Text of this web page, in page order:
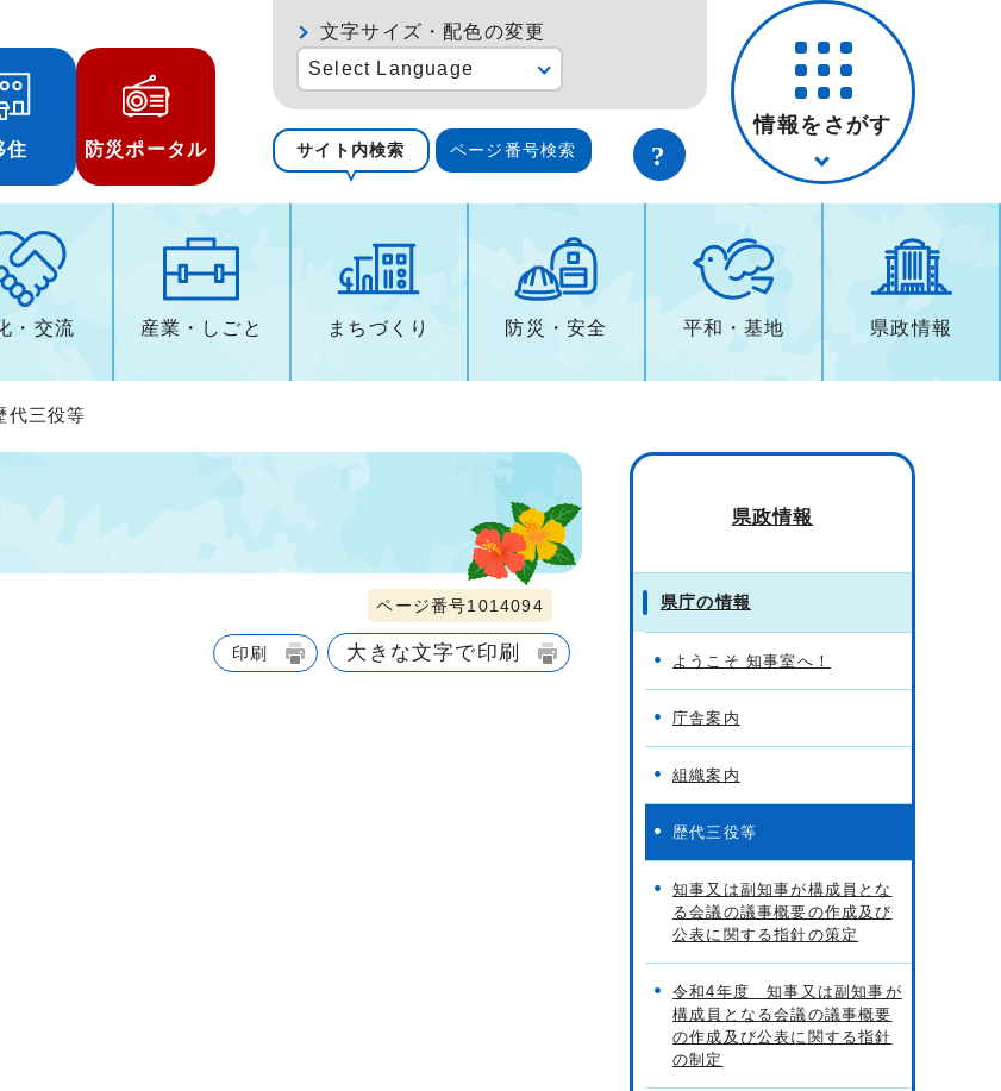
住 防災ポータル
文字サイズ・配色の変更
Select Language
サイト内検索 ページ番号検索
情報をさがす
・交流 産業・しごと まちづくり 防災・安全 平和・基地 県政情報
代三役等
ページ番号1014094
印刷 大きな文字で印刷
県政情報
県庁の情報
ようこそ 知事室へ！
庁舎案内
組織案内
歴代三役等
知事又は副知事が構成員とな
る会議の議事概要の作成及び
公表に関する指針の策定
令和4年度 知事又は副知事が
構成員となる会議の議事概要
の作成及び公表に関する指針
の制定